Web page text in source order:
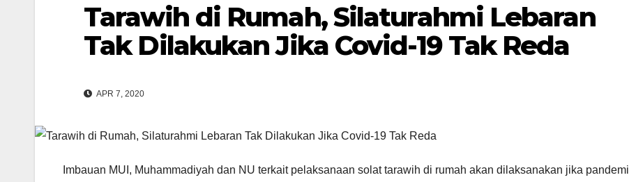
Tarawih di Rumah, Silaturahmi Lebaran
Tak Dilakukan Jika Covid-19 Tak Reda
APR 7, 2020
Imbauan MUI, Muhammadiyah dan NU terkait pelaksanaan solat tarawih di rumah akan dilaksanakan jika pandemi